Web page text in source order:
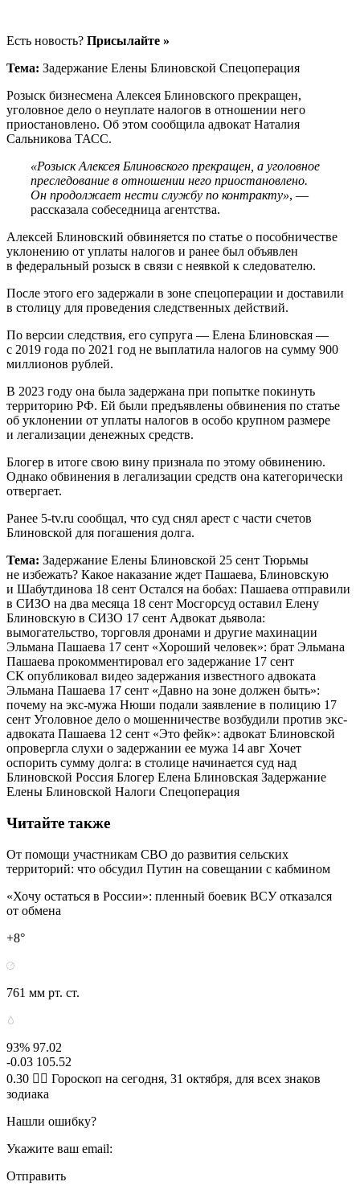
Есть новость? Присылайте »
Тема: Задержание Елены Блиновской Спецоперация
Розыск бизнесмена Алексея Блиновского прекращен,
уголовное дело о неуплате налогов в отношении него
приостановлено. Об этом сообщила адвокат Наталия
Сальникова ТАСС.
«Розыск Алексея Блиновского прекращен, а уголовное
преследование в отношении него приостановлено.
Он продолжает нести службу по контракту», —
рассказала собеседница агентства.
Алексей Блиновский обвиняется по статье о пособничестве
уклонению от уплаты налогов и ранее был объявлен
в федеральный розыск в связи с неявкой к следователю.
После этого его задержали в зоне спецоперации и доставили
в столицу для проведения следственных действий.
По версии следствия, его супруга — Елена Блиновская —
с 2019 года по 2021 год не выплатила налогов на сумму 900
миллионов рублей.
В 2023 году она была задержана при попытке покинуть
территорию РФ. Ей были предъявлены обвинения по статье
об уклонении от уплаты налогов в особо крупном размере
и легализации денежных средств.
Блогер в итоге свою вину признала по этому обвинению.
Однако обвинения в легализации средств она категорически
отвергает.
Ранее 5-tv.ru сообщал, что суд снял арест с части счетов
Блиновской для погашения долга.
Тема: Задержание Елены Блиновской 25 сент Тюрьмы
не избежать? Какое наказание ждет Пашаева, Блиновскую
и Шабутдинова 18 сент Остался на бобах: Пашаева отправили
в СИЗО на два месяца 18 сент Мосгорсуд оставил Елену
Блиновскую в СИЗО 17 сент Адвокат дьявола:
вымогательство, торговля дронами и другие махинации
Эльмана Пашаева 17 сент «Хороший человек»: брат Эльмана
Пашаева прокомментировал его задержание 17 сент
СК опубликовал видео задержания известного адвоката
Эльмана Пашаева 17 сент «Давно на зоне должен быть»:
почему на экс-мужа Нюши подали заявление в полицию 17
сент Уголовное дело о мошенничестве возбудили против экс-
адвоката Пашаева 12 сент «Это фейк»: адвокат Блиновской
опровергла слухи о задержании ее мужа 14 авг Хочет
оспорить сумму долга: в столице начинается суд над
Блиновской Россия Блогер Елена Блиновская Задержание
Елены Блиновской Налоги Спецоперация
Читайте также
От помощи участникам СВО до развития сельских
территорий: что обсудил Путин на совещании с кабмином
«Хочу остаться в России»: пленный боевик ВСУ отказался
от обмена
+8°
761 мм рт. ст.
93% 97.02
-0.03 105.52
0.30 🧙‍♀ Гороскоп на сегодня, 31 октября, для всех знаков
зодиака
Нашли ошибку?
Укажите ваш email:
Отправить